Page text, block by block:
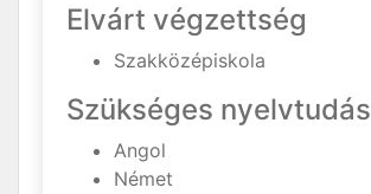
Elvárt végzettség
Szakközépiskola
Szükséges nyelvtudás
Angol
Német